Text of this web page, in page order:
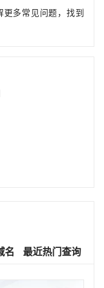
多常见问题，找到
名 最近热门查询